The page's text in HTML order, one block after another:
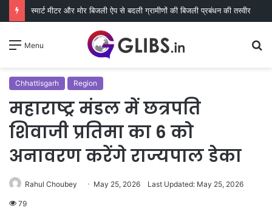
स्मार्ट मीटर और मोर बिजली ऐप से बदली ग्रामीणों की बिजली प्रबंधन की तस्वीर
Menu
Chhattisgarh Region
महाराष्ट्र मंडल में छत्रपति
शिवाजी प्रतिमा का 6 को
अनावरण करेंगे राज्यपाल डेका
Rahul Choubey May 25, 2026 Last Updated: May 25, 2026
79